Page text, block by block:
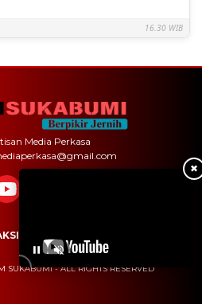
16.30 WIB
✖
Media Perkasa
SUKABUMI - ALL RIGHTS RESERVED